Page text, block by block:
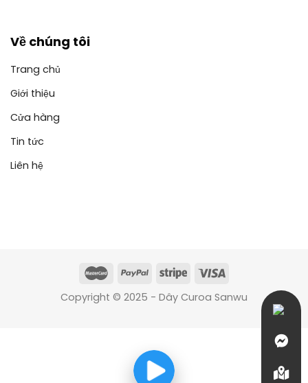
Về chúng tôi
Trang chủ
Giới thiệu
Cửa hàng
Tin tức
Liên hệ
Copyright © 2025 - Dây Curoa Sanwu